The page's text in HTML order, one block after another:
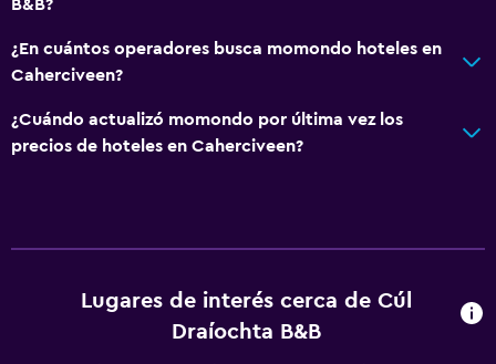
B&B?
¿En cuántos operadores busca momondo hoteles en
Caherciveen?
¿Cuándo actualizó momondo por última vez los
precios de hoteles en Caherciveen?
Lugares de interés cerca de Cúl
Draíochta B&B